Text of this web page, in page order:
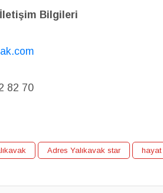
Bilgileri
82 70
Adres Yalıkavak star hayat